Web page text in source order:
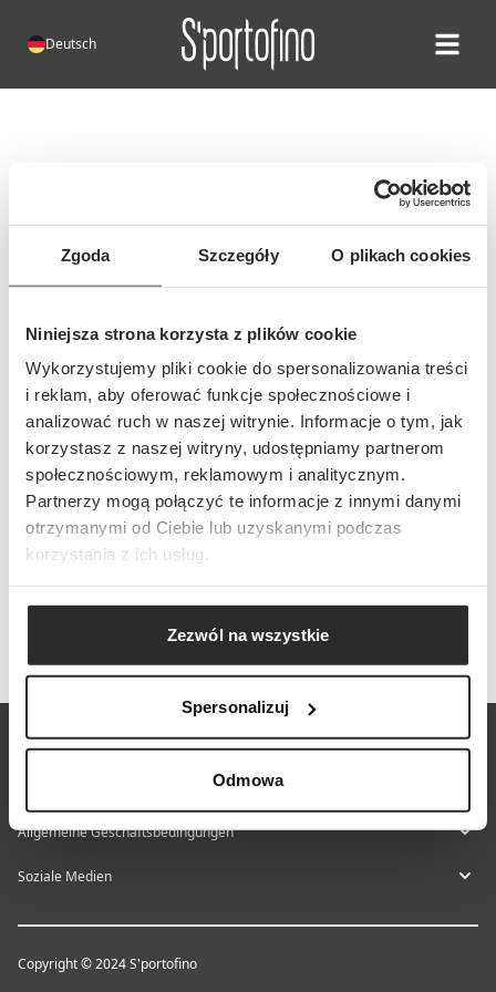
Zgoda Szczegóły O plikach cookies
Niniejsza strona korzysta z plików cookie
Wykorzystujemy pliki cookie do spersonalizowania treści
i reklam, aby oferować funkcje społecznościowe i
analizować ruch w naszej witrynie. Informacje o tym, jak
korzystasz z naszej witryny, udostępniamy partnerom
społecznościowym, reklamowym i analitycznym.
Partnerzy mogą połączyć te informacje z innymi danymi
otrzymanymi od Ciebie lub uzyskanymi podczas
korzystania z ich usług.
Zezwól na wszystkie
Spersonalizuj
Odmowa
Deutsch Open
Leider existiert diese Seite nicht.
Die Adresse dieser Seite hat sich
möglicherweise geändert oder die
Über S'portofino
Allgemeine Geschäftsbedingungen
Soziale Medien
Copyright © 2024 S'portofino